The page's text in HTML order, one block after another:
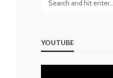
YOUTUBE